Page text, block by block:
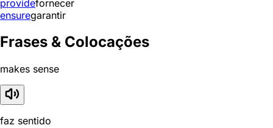
providefornecer
ensuregarantir
Frases & Colocações
makes sense
faz sentido